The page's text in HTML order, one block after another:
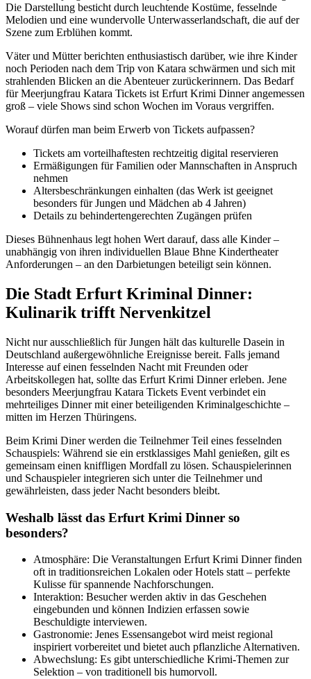
Die Darstellung besticht durch leuchtende Kostüme, fesselnde
Melodien und eine wundervolle Unterwasserlandschaft, die auf der
Szene zum Erblühen kommt.
Väter und Mütter berichten enthusiastisch darüber, wie ihre Kinder
noch Perioden nach dem Trip von Katara schwärmen und sich mit
strahlenden Blicken an die Abenteuer zurückerinnern. Das Bedarf
für Meerjungfrau Katara Tickets ist Erfurt Krimi Dinner angemessen
groß – viele Shows sind schon Wochen im Voraus vergriffen.
Worauf dürfen man beim Erwerb von Tickets aufpassen?
Tickets am vorteilhaftesten rechtzeitig digital reservieren
Ermäßigungen für Familien oder Mannschaften in Anspruch
nehmen
Altersbeschränkungen einhalten (das Werk ist geeignet
besonders für Jungen und Mädchen ab 4 Jahren)
Details zu behindertengerechten Zugängen prüfen
Dieses Bühnenhaus legt hohen Wert darauf, dass alle Kinder –
unabhängig von ihren individuellen Blaue Bhne Kindertheater
Anforderungen – an den Darbietungen beteiligt sein können.
Die Stadt Erfurt Kriminal Dinner:
Kulinarik trifft Nervenkitzel
Nicht nur ausschließlich für Jungen hält das kulturelle Dasein in
Deutschland außergewöhnliche Ereignisse bereit. Falls jemand
Interesse auf einen fesselnden Nacht mit Freunden oder
Arbeitskollegen hat, sollte das Erfurt Krimi Dinner erleben. Jene
besonders Meerjungfrau Katara Tickets Event verbindet ein
mehrteiliges Dinner mit einer beteiligenden Kriminalgeschichte –
mitten im Herzen Thüringens.
Beim Krimi Diner werden die Teilnehmer Teil eines fesselnden
Schauspiels: Während sie ein erstklassiges Mahl genießen, gilt es
gemeinsam einen kniffligen Mordfall zu lösen. Schauspielerinnen
und Schauspieler integrieren sich unter die Teilnehmer und
gewährleisten, dass jeder Nacht besonders bleibt.
Weshalb lässt das Erfurt Krimi Dinner so
besonders?
Atmosphäre: Die Veranstaltungen Erfurt Krimi Dinner finden
oft in traditionsreichen Lokalen oder Hotels statt – perfekte
Kulisse für spannende Nachforschungen.
Interaktion: Besucher werden aktiv in das Geschehen
eingebunden und können Indizien erfassen sowie
Beschuldigte interviewen.
Gastronomie: Jenes Essensangebot wird meist regional
inspiriert vorbereitet und bietet auch pflanzliche Alternativen.
Abwechslung: Es gibt unterschiedliche Krimi-Themen zur
Selektion – von traditionell bis humorvoll.